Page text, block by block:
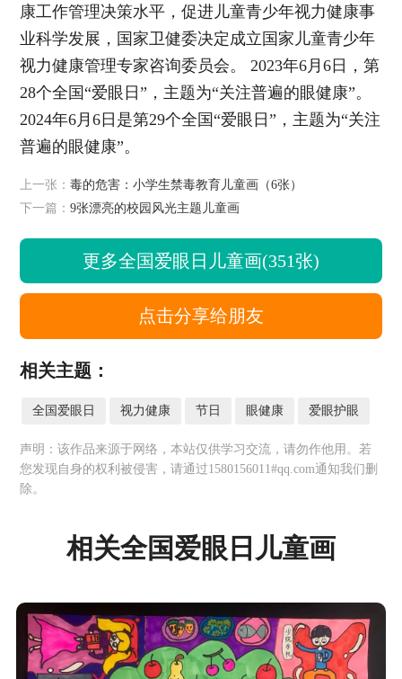
康工作管理决策水平，促进儿童青少年视力健康事
业科学发展，国家卫健委决定成立国家儿童青少年
视力健康管理专家咨询委员会。 2023年6月6日，第
28个全国“爱眼日”，主题为“关注普遍的眼健康”。
2024年6月6日是第29个全国“爱眼日”，主题为“关注
普遍的眼健康”。
上一张：毒的危害：小学生禁毒教育儿童画（6张）
下一篇：9张漂亮的校园风光主题儿童画
更多全国爱眼日儿童画(351张)
点击分享给朋友
相关主题：
全国爱眼日 视力健康 节日 眼健康 爱眼护眼
声明：该作品来源于网络，本站仅供学习交流，请勿作他用。若
您发现自身的权利被侵害，请通过1580156011#qq.com通知我们删
除。
相关全国爱眼日儿童画